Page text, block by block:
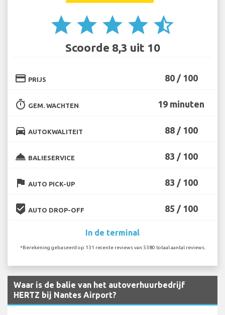
star star star star star_half
Scoorde 8,3 uit 10
credit_card PRIJS 80 / 100
timer GEM. WACHTEN 19 minuten
directions_car AUTOKWALITEIT 88 / 100
room_service BALIESERVICE 83 / 100
flag AUTO PICK-UP 83 / 100
beenhere AUTO DROP-OFF 85 / 100
In de terminal
*Berekening gebaseerd op 131 recente reviews van 5380 totaal aantal reviews.
Waar is de balie van het autoverhuurbedrijf
HERTZ bij Nantes Airport?